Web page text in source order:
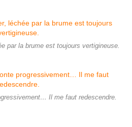
par la brume est toujours vertigineuse.
Il me faut redescendre.